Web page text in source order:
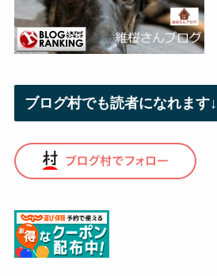
ブログ村でも読者になれます↓